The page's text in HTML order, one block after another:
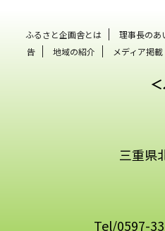
ふるさと企画舎とは 理事長のあ
告
地域の紹介 メディア掲載
三重県
Tel/0597-